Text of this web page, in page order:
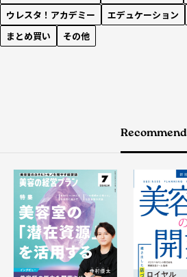
ウレスタ！アカデミー
エデュケーション
まとめ買い
その他
Recommend